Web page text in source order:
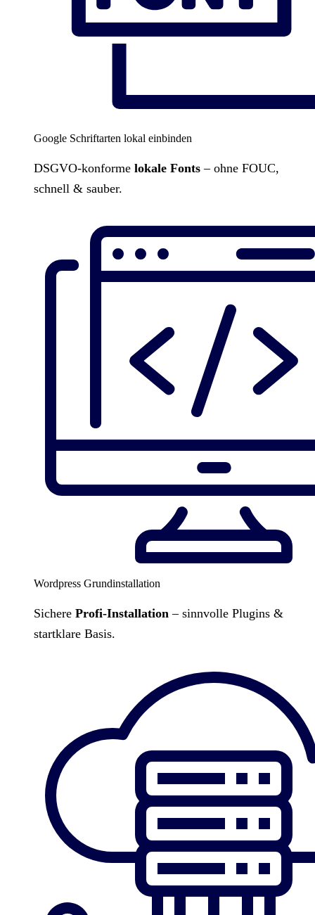
Google Schriftarten lokal einbinden
DSGVO-konforme lokale Fonts – ohne FOUC,
schnell & sauber.
Wordpress Grundinstallation
Sichere Profi-Installation – sinnvolle Plugins &
startklare Basis.